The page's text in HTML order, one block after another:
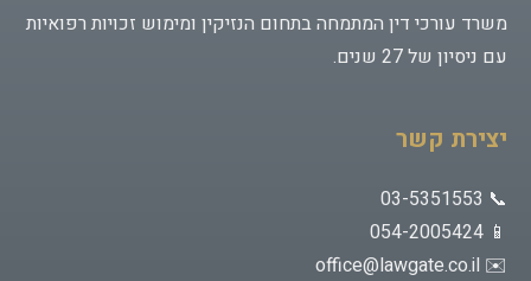
משרד עורכי דין המתמחה בתחום הנזיקין ומימוש זכויות רפואיות
עם ניסיון של 27 שנים.
יצירת קשר
📞 03-5351553
📱 054-2005424
✉️
office@lawgate.co.il